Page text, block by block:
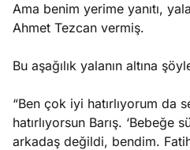
Ama benim yerime yanıtı,
Ahmet Tezcan vermiş.
Bu aşağılık yalanın altına
“Ben çok iyi hatırlıyorum da
hatırlıyorsun Barış. ‘Bebeğe
arkadaş değildi, bendim.